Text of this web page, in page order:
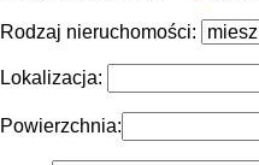
Rodzaj nieruchomości:
Lokalizacja:
Powierzchnia: